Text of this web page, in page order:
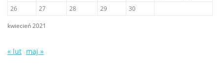
kwiecień 2021
26
27 28 29 30
« lut maj »